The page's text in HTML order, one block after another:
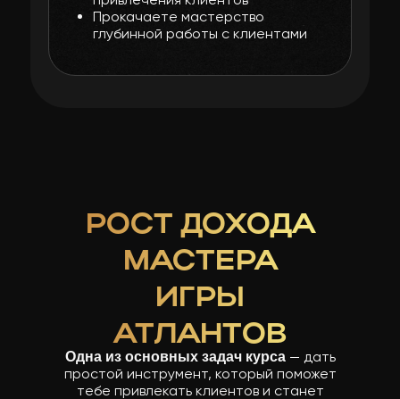
Прокачаете мастерство
глубинной работы с клиентами
Одна из основных задач курса— дать
простой инструмент, который поможет
тебе привлекать клиентов и станет
РОСТ ДОХОДА
МАСТЕРА
ИГРЫ
АТЛАНТОВ